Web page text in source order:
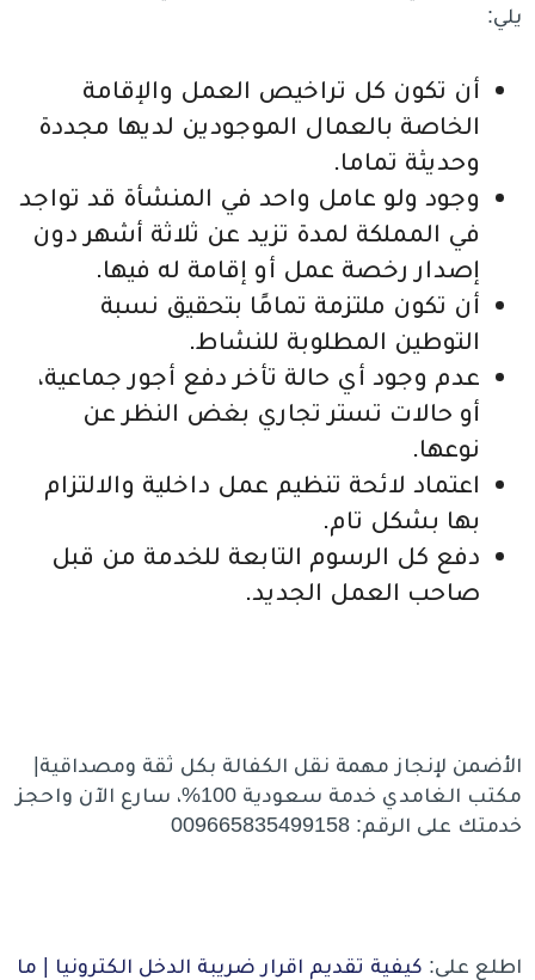
يلي:
أن تكون كل تراخيص العمل والإقامة
الخاصة بالعمال الموجودين لديها مجددة
وحديثة تماما.
وجود ولو عامل واحد في المنشأة قد تواجد
في المملكة لمدة تزيد عن ثلاثة أشهر دون
إصدار رخصة عمل أو إقامة له فيها.
أن تكون ملتزمة تمامًا بتحقيق نسبة
التوطين المطلوبة للنشاط.
عدم وجود أي حالة تأخر دفع أجور جماعية،
أو حالات تستر تجاري بغض النظر عن
نوعها.
اعتماد لائحة تنظيم عمل داخلية والالتزام
بها بشكل تام.
دفع كل الرسوم التابعة للخدمة من قبل
صاحب العمل الجديد.
الأضمن لإنجاز مهمة نقل الكفالة بكل ثقة ومصداقية|
مكتب الغامدي خدمة سعودية 100%، سارع الآن واحجز
خدمتك على الرقم: 009665835499158
اطلع على: كيفية تقديم اقرار ضريبة الدخل الكترونيا | ما